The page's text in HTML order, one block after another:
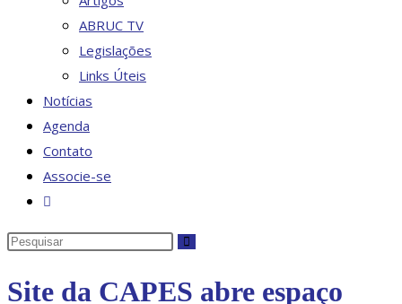
ABRUC TV
Legislações
Links Úteis
Notícias
Agenda
Contato
Associe-se
Alternar
do
Pesquisar
site
Site da CAPES abre espaço